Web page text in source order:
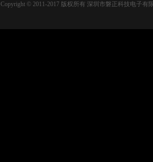
Copyright © 2011-2017 版权所有 深圳市磐正科技电子有